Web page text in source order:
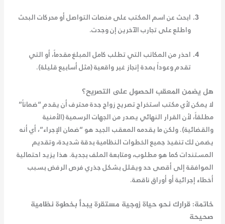
ابحث عن اسم المكتب على منصات التواصل أو محركات البحث
واطلع على تجارب الآخرين إن وجدت.
احذر من المكاتب التي تطلب كامل المبلغ مقدماً، أو التي
تقدم وعوداً بمدة إنجاز غير واقعية (مثل أسابيع قليلة).
هل يضمن المعقب الحصول على التصريح؟
لا يمكن لأيمكتب استخراج تصريح زواج جدةمحترف أن يقدم “ضماناً”
مطلقاً، لأن القرار النهائي يصدر من الجهات الرسمية (الأمنية
والقضائية). ولكن ما يقدمه المعقب الجيد هو “ضمان الإجراء”، أي أنه
يضمن لك تنفيذ جميع الخطوات النظامية بدقة شديدة، وتقديم
المستندات كما هو مطلوب، ومتابعة الملف بجدية. هذا يزيد احتمالية
الموافقة إلى أقصى حد ويقلل بشكل جذري فرص الرفض بسبب
أخطاء إجرائية أو أوراق ناقصة.
خاتمة: قرارك نحو حياة زوجية مستقرة يبدأ بخطوة نظامية
صحيحة